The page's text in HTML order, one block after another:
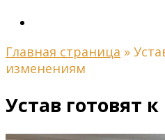
Главная страница »
изменениям
Устав готовят